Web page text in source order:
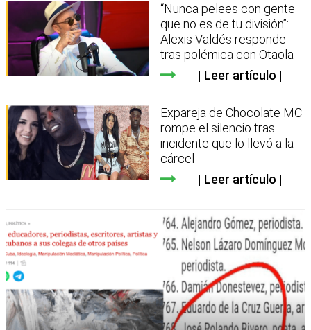
“Nunca pelees con gente
que no es de tu división”:
Alexis Valdés responde
tras polémica con Otaola
Leer artículo
Expareja de Chocolate MC
rompe el silencio tras
incidente que lo llevó a la
cárcel
Leer artículo